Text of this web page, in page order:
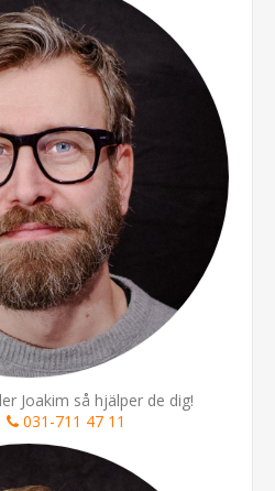
Joakim så hjälper de dig!
031-711 47 11